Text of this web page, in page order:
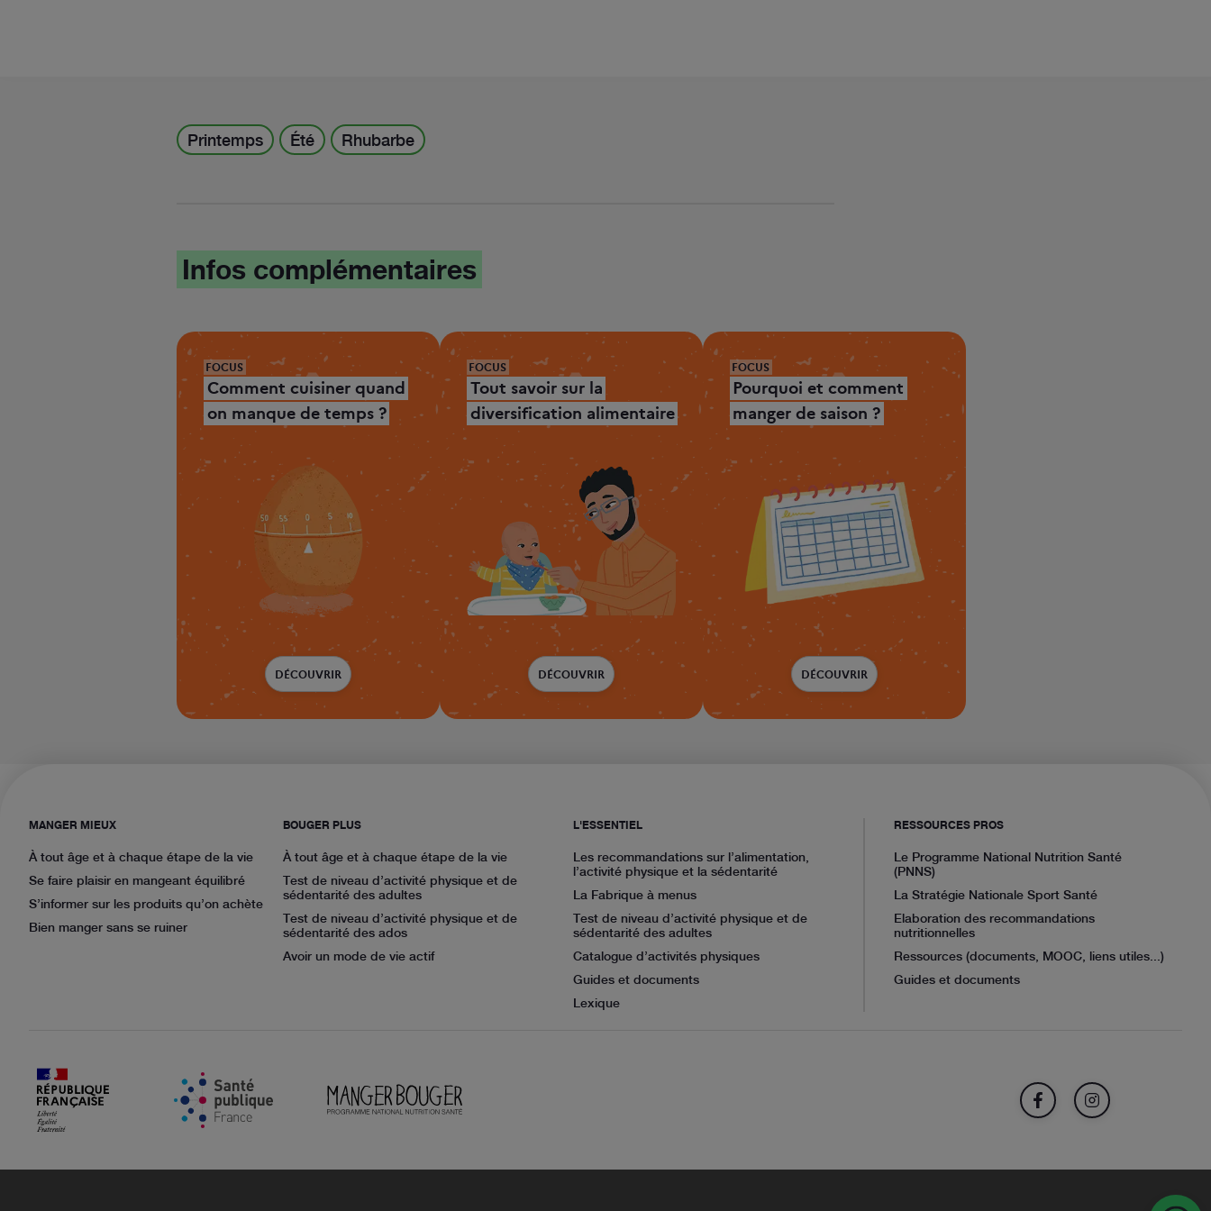
Printemps Été Rhubarbe
Infos complémentaires
FOCUS
Comment cuisiner quand
on manque de temps ?
DÉCOUVRIR
FOCUS
Tout savoir sur la
diversification alimentaire
DÉCOUVRIR
FOCUS
Pourquoi et comment
manger de saison ?
DÉCOUVRIR
MANGER MIEUX
À tout âge et à chaque étape de la vie
Se faire plaisir en mangeant équilibré
S’informer sur les produits qu’on achète
Bien manger sans se ruiner
BOUGER PLUS
À tout âge et à chaque étape de la vie
Test de niveau d’activité physique et de
sédentarité des adultes
Test de niveau d’activité physique et de
sédentarité des ados
Avoir un mode de vie actif
L'ESSENTIEL
Les recommandations sur l’alimentation,
l’activité physique et la sédentarité
La Fabrique à menus
Test de niveau d’activité physique et de
sédentarité des adultes
Catalogue d’activités physiques
Guides et documents
Lexique
RESSOURCES PROS
Le Programme National Nutrition Santé
(PNNS)
La Stratégie Nationale Sport Santé
Elaboration des recommandations
nutritionnelles
Ressources (documents, MOOC, liens utiles...)
Guides et documents
FACEBOOKINSTAGRAM